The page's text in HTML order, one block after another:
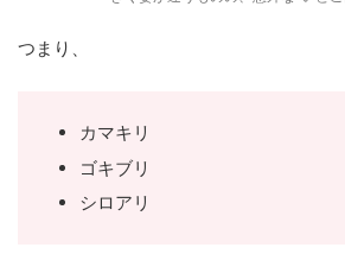
つまり、
カマキリ
ゴキブリ
シロアリ